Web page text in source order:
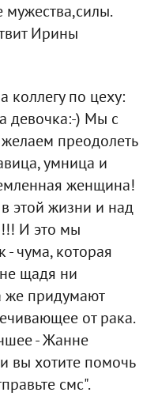
Ирины
коллегу по цеху:
девочка:-) Мы с
преодолеть
умница и
женщина!
этой жизни и над
И это мы
чума, которая
щадя ни
же придумают
от рака.
- Жанне
вы хотите помочь
смс".